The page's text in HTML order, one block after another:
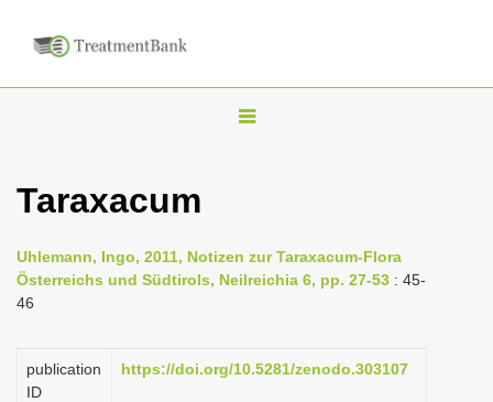
T
e
v
Taraxacum
Uhlemann, Ingo, 2011, Notizen zur Taraxacum-Flora
Österreichs und Südtirols, Neilreichia 6, pp. 27-53 : 45-
46
publication
ID
https://doi.org/10.5281/zenodo.303107